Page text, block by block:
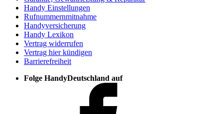
Handy Einstellungen
Rufnummernmitnahme
Handyversicherung
Handy Lexikon
Vertrag widerrufen
Vertrag hier kündigen
Barrierefreiheit
Folge HandyDeutschland auf